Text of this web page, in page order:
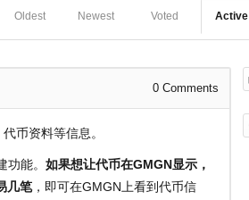
Active
Voted
Newest
Oldest
0 Comments
币资料等信息。
能。 如果想让代币在GMGN显示，
几笔，即可在GMGN上看到代币信